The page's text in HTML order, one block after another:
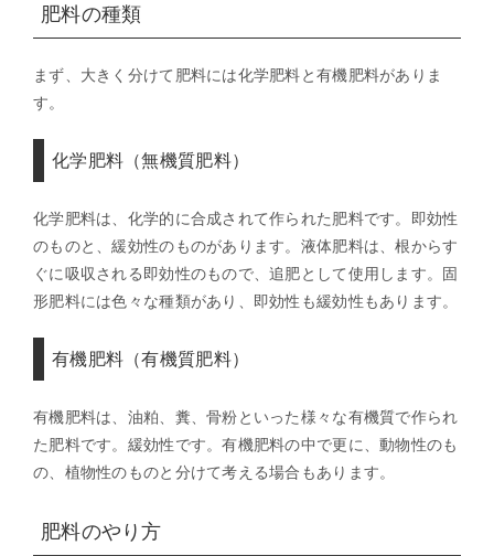
肥料の種類
まず、大きく分けて肥料には化学肥料と有機肥料がありま
す。
化学肥料（無機質肥料）
化学肥料は、化学的に合成されて作られた肥料です。即効性
のものと、緩効性のものがあります。液体肥料は、根からす
ぐに吸収される即効性のもので、追肥として使用します。固
形肥料には色々な種類があり、即効性も緩効性もあります。
有機肥料（有機質肥料）
有機肥料は、油粕、糞、骨粉といった様々な有機質で作られ
た肥料です。緩効性です。有機肥料の中で更に、動物性のも
の、植物性のものと分けて考える場合もあります。
肥料のやり方